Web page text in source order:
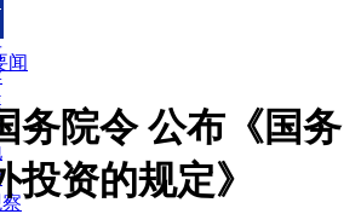
闻
务院令 公布《国务
投资的规定》